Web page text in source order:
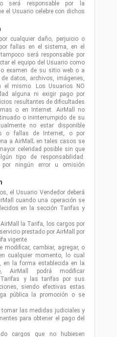
responsable por la
el Usuario celebre con dichos
cualquier daño, perjuicio o
fallas en el sistema, en el
será responsable por
el equipo del Usuario como
examen de su sitio web o a
datos, archivos, imágenes,
el mismo. Los Usuarios NO
alguna ni exigir pago por
resultantes de dificultades
o en Internet. AirMall no
o ininterrumpido de su
no estar disponible
o fallas de Internet, o por
a AirMall; en tales casos se
celeridad posible sin que
tipo de responsabilidad.
por ningún error u omisión
el Usuario Vendedor deberá
cuando una operación se
en la sección Tarifas y
la Tarifa, los cargos por
prestado por AirMall por
vigente.
modificar, cambiar, agregar, o
cualquier momento, lo cual
la forma establecida en la
AirMall podrá modificar
Tarifas y las tarifas por sus
siendo efectivas estas
pública la promoción o se
tomar las medidas judiciales y
para obtener el pago del
cargos que no hubiesen